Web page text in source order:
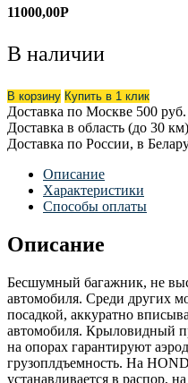
11000,00Р
В наличии
В корзину Купить в 1 клик
Доставка по Москве 500 руб.
Доставка в область (до 30 км)
Доставка по России, в
Описание
Характеристики
Способы оплаты
Описание
Бесшумный багажник, не
автомобиля. Среди других
посадкой, аккуратно
автомобиля. Крыловидный
на опорах гарантируют
грузоплдъемность. На
устанавливается в распор,